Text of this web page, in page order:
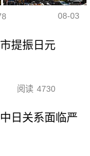
08-03
提振日元
阅读 4730
日关系面临严